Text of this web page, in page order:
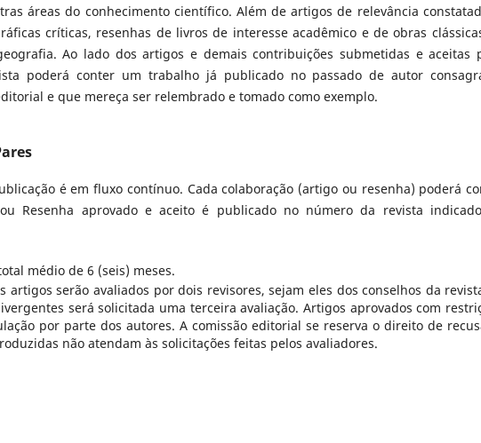
áreas do conhecimento científico. Além de artigos de relevância
críticas, resenhas de livros de interesse acadêmico e de obras
Ao lado dos artigos e demais contribuições submetidas e aceitas
poderá conter um trabalho já publicado no passado de autor
e que mereça ser relembrado e tomado como exemplo.
é em fluxo contínuo. Cada colaboração (artigo ou resenha) poderá
Resenha aprovado e aceito é publicado no número da revista
médio de 6 (seis) meses.
artigos serão avaliados por dois revisores, sejam eles dos conselhos da
será solicitada uma terceira avaliação. Artigos aprovados com
por parte dos autores. A comissão editorial se reserva o direito de
não atendam às solicitações feitas pelos avaliadores.